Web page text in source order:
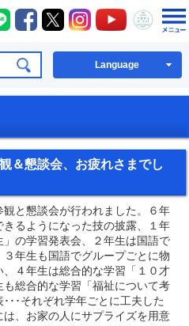
ームページ
八千代町LINE
八千代町Facebook
八千代町X八千代町Instagram
八千代町
八千
Language
＆懇談会、お疲れさまでし
と懇談会が行われました。６年
るようになった技の披露、１年
の学習発表会、２年生は国語で
３年生も国語でグループごとに物
４年生は総合的な学習「１０才
総合的な学習「福祉について考
･･それぞれ学年ごとに工夫した
、お家の人にサプライズを用意